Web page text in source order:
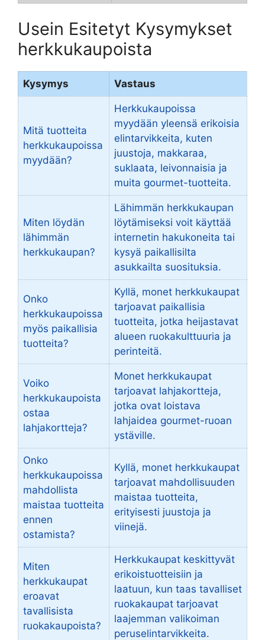
Usein Esitetyt Kysymykset
herkkukaupoista
Kysymys Vastaus
Mitä tuotteita
herkkukaupoissa
myydään?
Herkkukaupoissa
myydään yleensä erikoisia
elintarvikkeita, kuten
juustoja, makkaraa,
suklaata, leivonnaisia ja
muita gourmet-tuotteita.
Miten löydän
lähimmän
herkkukaupan?
Lähimmän herkkukaupan
löytämiseksi voit käyttää
internetin hakukoneita tai
kysyä paikallisilta
asukkailta suosituksia.
Onko
herkkukaupoissa
myös paikallisia
tuotteita?
Kyllä, monet herkkukaupat
tarjoavat paikallisia
tuotteita, jotka heijastavat
alueen ruokakulttuuria ja
perinteitä.
Voiko
herkkukaupoista
ostaa
lahjakortteja?
Monet herkkukaupat
tarjoavat lahjakortteja,
jotka ovat loistava
lahjaidea gourmet-ruoan
ystäville.
Onko
herkkukaupoissa
mahdollista
maistaa tuotteita
ennen
ostamista?
Kyllä, monet herkkukaupat
tarjoavat mahdollisuuden
maistaa tuotteita,
erityisesti juustoja ja
viinejä.
Miten
herkkukaupat
eroavat
tavallisista
ruokakaupoista?
Herkkukaupat keskittyvät
erikoistuotteisiin ja
laatuun, kun taas tavalliset
ruokakaupat tarjoavat
laajemman valikoiman
peruselintarvikkeita.